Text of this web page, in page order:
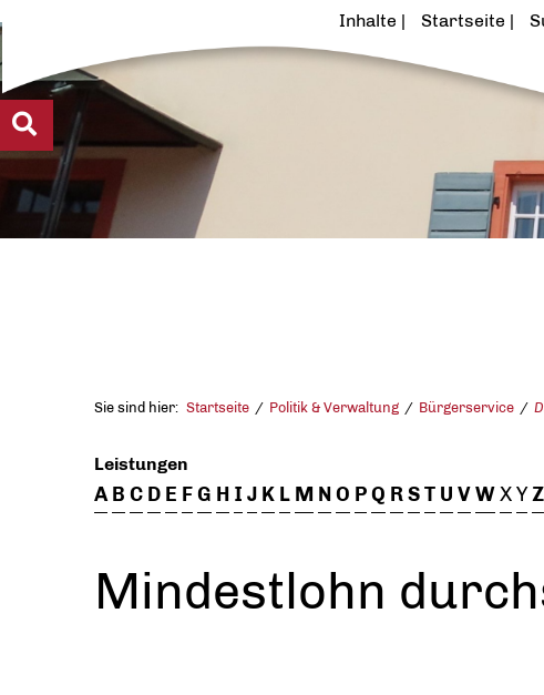
Inhalte Startseite
Sie sind hier: Startseite Politik & Verwaltung Bürgerservice
Leistungen
A B C D E FG H I J K L M NO PQ RST U VWXYZ
Mindestlohn